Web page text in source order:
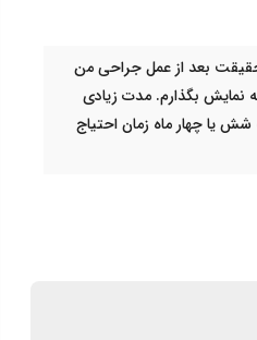
حقیقت بعد از عمل جراحی من
نمایش بگذارم. مدت زیادی
یا چهار ماه زمان احتیاج
ساروی مقابل آرتور الکسانیان در فینال